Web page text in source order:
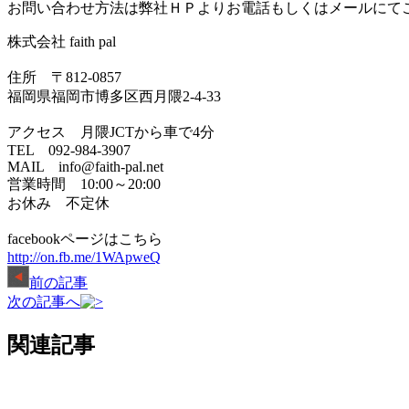
お問い合わせ方法は弊社ＨＰよりお電話もしくはメールにて
株式会社 faith pal
住所 〒812-0857
福岡県福岡市博多区西月隈2-4-33
アクセス 月隈JCTから車で4分
TEL 092-984-3907
MAIL info@faith-pal.net
営業時間 10:00～20:00
お休み 不定休
facebookページはこちら
http://on.fb.me/1WApweQ
前の記事
次の記事へ
関連記事